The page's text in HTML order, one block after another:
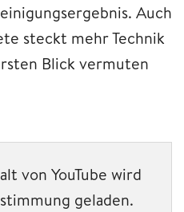
Auch
steckt mehr Technik
Blick vermuten
von YouTube wird
geladen.